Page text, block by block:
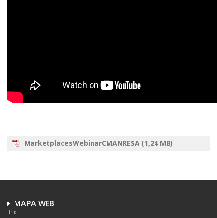
MarketplacesWebinarCMANRESA
MAPA WEB
Inici